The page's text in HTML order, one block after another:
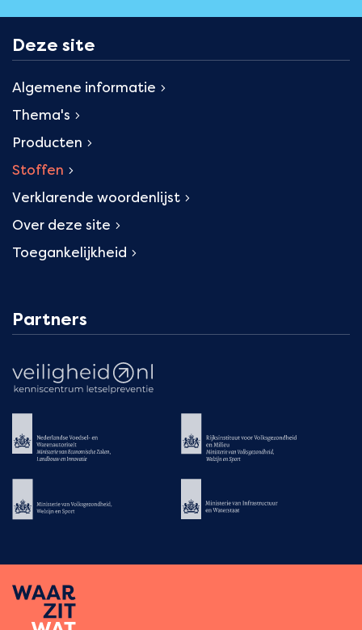
Deze site
Algemene informatie
Thema's
Producten
Stoffen
Verklarende woordenlijst
Over deze site
Toegankelijkheid
Partners